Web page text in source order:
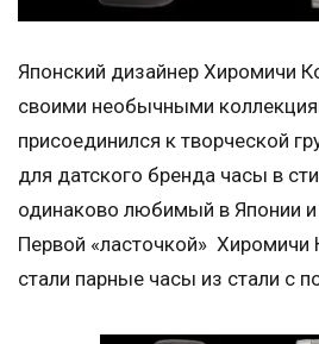
Японский дизайнер Хиромичи
своими необычными
присоединился к творческой
для датского бренда часы в
одинаково любимый в Японии и
Первой «ласточкой» Хиромичи
стали парные часы из стали с